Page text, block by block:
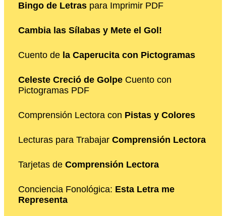
Bingo de Letras para Imprimir PDF
Cambia las Sílabas y Mete el Gol!
Cuento de la Caperucita con Pictogramas
Celeste Creció de Golpe Cuento con
Pictogramas PDF
Comprensión Lectora con Pistas y Colores
Lecturas para Trabajar Comprensión Lectora
Tarjetas de Comprensión Lectora
Conciencia Fonológica: Esta Letra me
Representa